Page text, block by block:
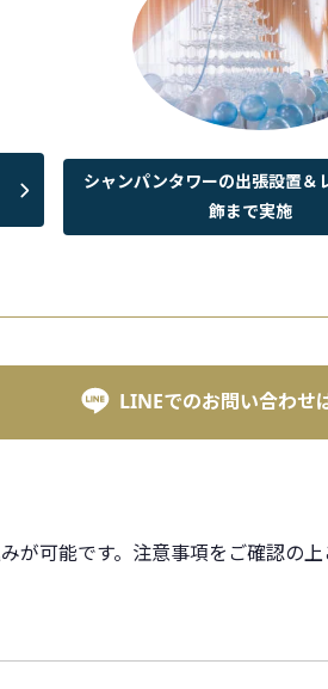
シャンパンタワーの出張設置
飾まで実施
LINEでのお問い合わせ
可能です。注意事項をご確認の上